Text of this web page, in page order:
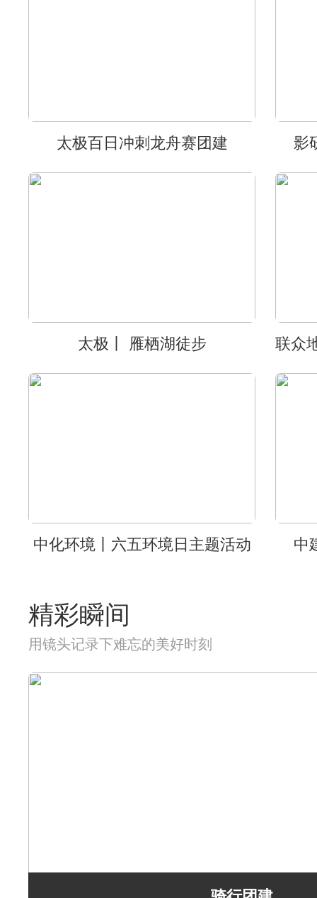
太极百日冲刺龙舟赛团建 影
太极丨 雁栖湖徒步
中化环境丨六五环境日主题活动 中
精彩瞬间
用镜头记录下难忘的美好时刻